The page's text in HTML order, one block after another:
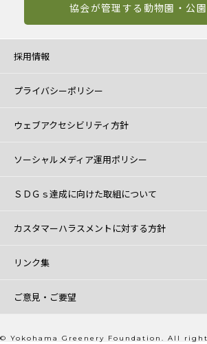
協会が管理する動物園・公
採用情報
プライバシーポリシー
ウェブアクセシビリティ方針
ソーシャルメディア運用ポリシー
ＳＤＧｓ達成に向けた取組について
カスタマーハラスメントに対する方針
リンク集
ご意見・ご要望
© Yokohama Greenery Foundation. All